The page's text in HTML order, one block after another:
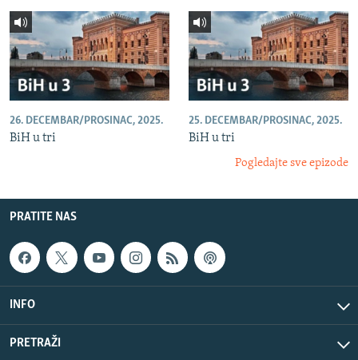
26. DECEMBAR/PROSINAC, 2025.
BiH u tri
25. DECEMBAR/PROSINAC, 2025.
BiH u tri
Pogledajte sve epizode
PRATITE NAS
INFO
PRETRAŽI